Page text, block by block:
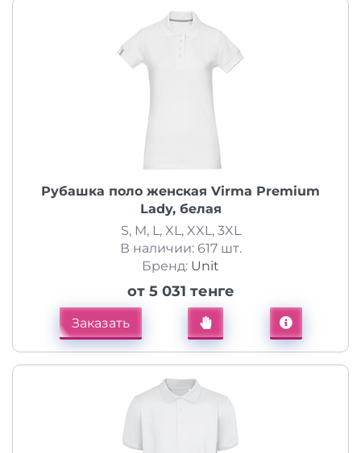
Рубашка поло женская Virma Premium
Lady, белая
S, M, L, XL, XXL, 3XL
В наличии: 617 шт.
Бренд: Unit
от 5 031 тенге
Заказать